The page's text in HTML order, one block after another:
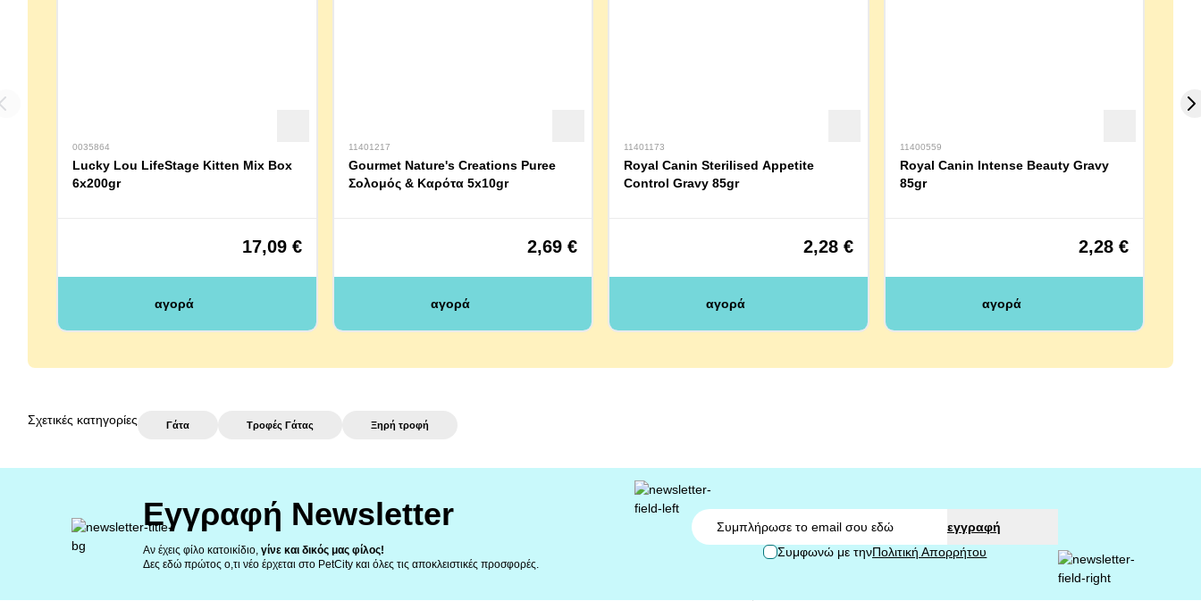
0035864
Lucky Lou LifeStage Kitten Mix Box
6x200gr
17,09 €
αγορά
11401217
Gourmet Nature's Creations Puree
Σολομός & Καρότα 5x10gr
2,69 €
αγορά
11401173
Royal Canin Sterilised Appetite
Control Gravy 85gr
2,28 €
αγορά
11400559
Royal Canin Intense Beauty Gravy
85gr
2,28 €
αγορά
Σχετικές κατηγορίες Γάτα Τροφές Γάτας Ξηρή τροφή
Εγγραφή Newsletter
Αν έχεις φίλο κατοικίδιο, γίνε και δικός μας φίλος!
Δες εδώ πρώτος ο,τι νέο έρχεται στο PetCity και όλες τις αποκλειστικές προσφορές.
Email
εγγραφή
Συμφωνώ με τηνΠολιτική Απορρήτου